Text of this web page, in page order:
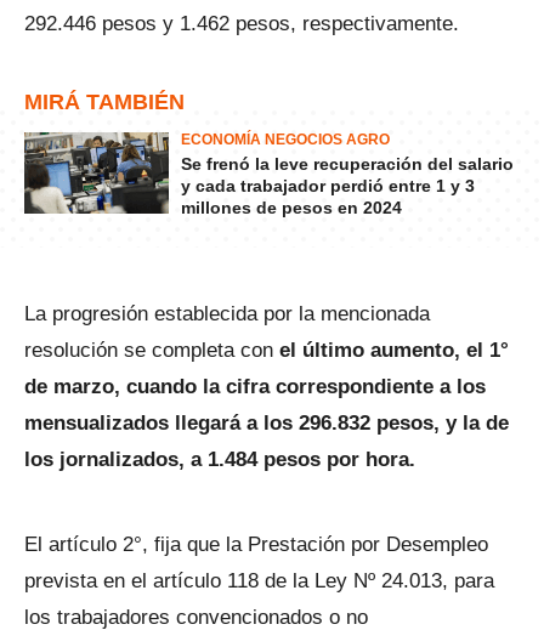
292.446 pesos y 1.462 pesos, respectivamente.
MIRÁ TAMBIÉN
ECONOMÍA NEGOCIOS AGRO
Se frenó la leve recuperación del salario
y cada trabajador perdió entre 1 y 3
millones de pesos en 2024
La progresión establecida por la mencionada
resolución se completa con el último aumento, el 1°
de marzo, cuando la cifra correspondiente a los
mensualizados llegará a los 296.832 pesos, y la de
los jornalizados, a 1.484 pesos por hora.
El artículo 2°, fija que la Prestación por Desempleo
prevista en el artículo 118 de la Ley Nº 24.013, para
los trabajadores convencionados o no